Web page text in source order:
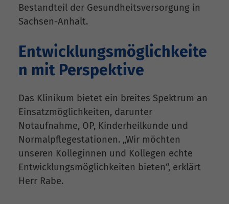
Bestandteil der Gesundheitsversorgung in
Sachsen-Anhalt.
Entwicklungsmöglichkeite
n mit Perspektive
Das Klinikum bietet ein breites Spektrum an
Einsatzmöglichkeiten, darunter
Notaufnahme, OP, Kinderheilkunde und
Normalpflegestationen. „Wir möchten
unseren Kolleginnen und Kollegen echte
Entwicklungsmöglichkeiten bieten“, erklärt
Herr Rabe.